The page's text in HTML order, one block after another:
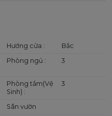
Hướng cửa :
Bắc
Phòng ngủ : 3
Phòng tắm(Vệ
Sinh) :
3
Sân vườn